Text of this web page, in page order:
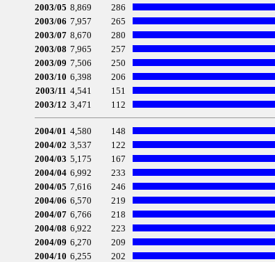
2003/05 8,869
286
2003/06 7,957
265
2003/07 8,670
280
2003/08 7,965
257
2003/09 7,506
250
2003/10 6,398
206
2003/11 4,541
151
2003/12 3,471 112
2004/01 4,580
148
2004/02 3,537
122
2004/03 5,175
167
2004/04 6,992
233
2004/05 7,616
246
2004/06 6,570
219
2004/07 6,766
218
2004/08 6,922
223
2004/09 6,270
209
2004/10 6,255
202